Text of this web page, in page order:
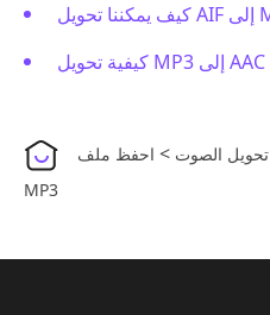
تحويل الصوت > احفظ ملف Audacity بصيغة
MP3